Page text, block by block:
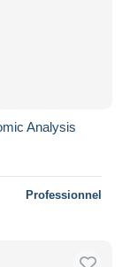
Analysis
Professionnel